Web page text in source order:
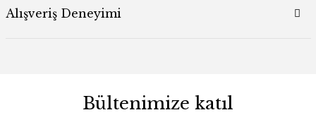
Alışveriş Deneyimi
Bültenimize katıl